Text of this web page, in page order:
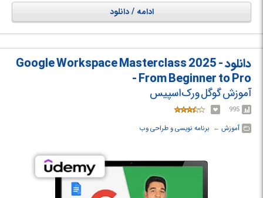
عنوان یک ابزار قدرتمند در این زمینه به طور کامل شرح داده می‌شود. همچنین،
دستورات کلیدی Git برای انجام عملیات اساسی مانند افزودن فایل‌ها، مشاهده
وضعیت مخزن و بررسی تاریخچه تغییرات مورد بررسی قرار می‌گیرند.
استقرار خودکار نرم‌افزار آشنا خواهید شد.
ادامه / دانلود
دانلود Google Workspace Masterclass 2025 -
- From Beginner to Pro
آموزش گوگل ورک‌اسپیس
995
آموزش ← ‏ برنامه نویسی و طراحی وب